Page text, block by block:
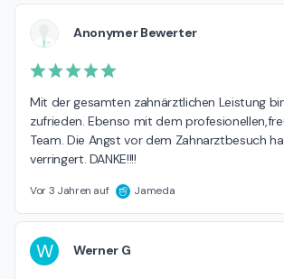
Anonymer Bewerter
Mit der gesamten zahnärztlichen Leistung
zufrieden. Ebenso mit dem
Team. Die Angst vor dem Zahnarztbesuch
verringert. DANKE!!!!
Vor 3 Jahren auf Jameda
W Werner G